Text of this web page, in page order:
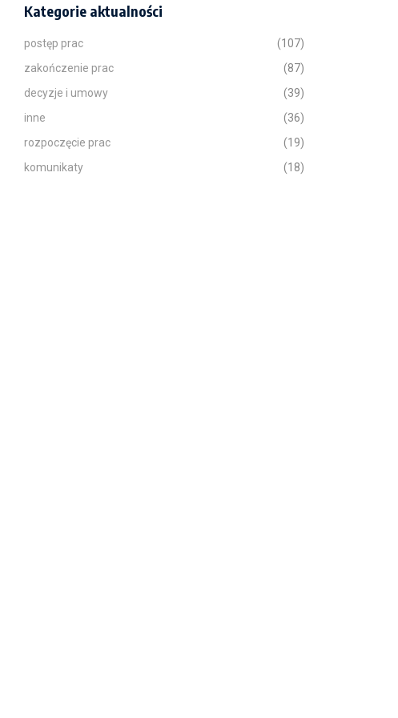
Kategorie aktualności
postęp prac
(107)
zakończenie prac
(87)
decyzje i umowy
(39)
inne
(36)
rozpoczęcie prac
(19)
komunikaty
(18)